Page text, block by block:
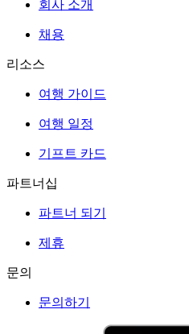
회사 소개
채용
리소스
여행 가이드
여행 일정
기프트 카드
파트너십
파트너 되기
제휴
문의
문의하기